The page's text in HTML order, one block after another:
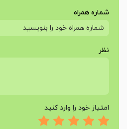
شماره همراه
نظر
امتیاز خود را وارد کنید